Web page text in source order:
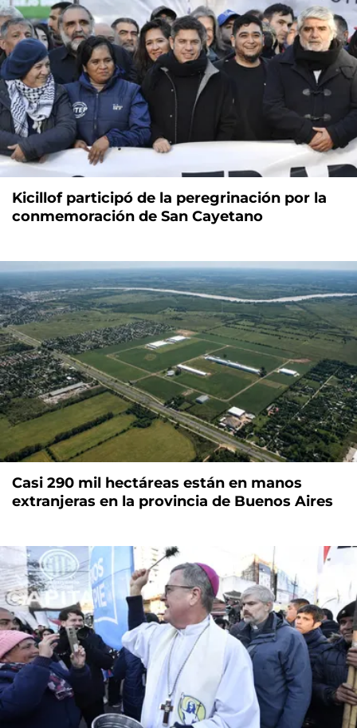
Kicillof participó de la peregrinación por la
conmemoración de San Cayetano
Casi 290 mil hectáreas están en manos
extranjeras en la provincia de Buenos Aires